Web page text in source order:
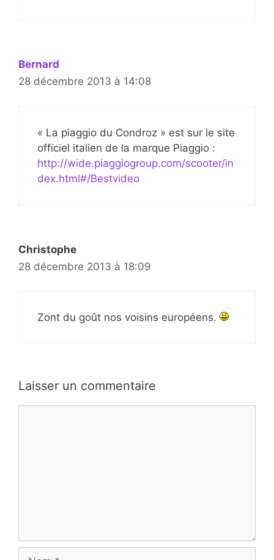
Bernard
28 décembre 2013 à 14:08
« La piaggio du Condroz » est sur le site
officiel italien de la marque Piaggio :
http://wide.piaggiogroup.com/scooter/in
dex.html#/Bestvideo
Christophe
28 décembre 2013 à 18:09
Zont du goût nos voisins européens.
Laisser un commentaire